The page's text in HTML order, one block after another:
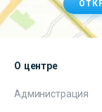
О центре
Администрация